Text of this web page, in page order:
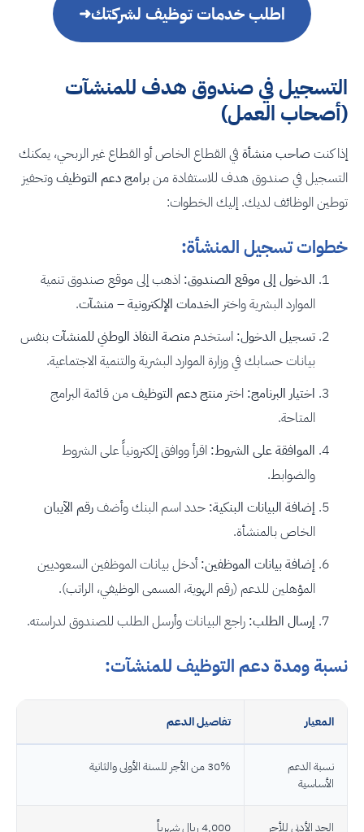
اطلب خدمات توظيف لشركتك➜
التسجيل في صندوق هدف للمنشآت
(أصحاب العمل)
إذا كنت صاحب منشأة في القطاع الخاص أو القطاع غير الربحي، يمكنك
التسجيل في صندوق هدف للاستفادة منبرامج دعم التوظيفوتحفيز
توطين الوظائف لديك. إليك الخطوات:
خطوات تسجيل المنشأة:
الدخول إلى موقع الصندوق: اذهب إلى موقع صندوق تنمية
الموارد البشرية واختر الخدمات الإلكترونية – منشآت.
تسجيل الدخول: استخدم منصة النفاذ الوطني للمنشآتبنفس
بيانات حسابك في وزارة الموارد البشرية والتنمية الاجتماعية.
اختيار البرنامج: اختر منتج دعم التوظيف من قائمة البرامج
المتاحة.
الموافقة على الشروط: اقرأ ووافق إلكترونياً على الشروط
والضوابط.
إضافة البيانات البنكية: حدد اسم البنك وأضفرقم الآيبان
الخاص بالمنشأة.
إضافة بيانات الموظفين:أدخل بيانات الموظفين السعوديين
المؤهلين للدعم (رقم الهوية، المسمى الوظيفي، الراتب).
إرسال الطلب: راجع البيانات وأرسل الطلب للصندوق لدراسته.
نسبة ومدة دعم التوظيف للمنشآت:
المعيار تفاصيل الدعم
نسبة الدعم
الأساسية
30% من الأجر للسنة الأولى والثانية
الحد الأدنى للأجر 4,000 ريال شهرياً